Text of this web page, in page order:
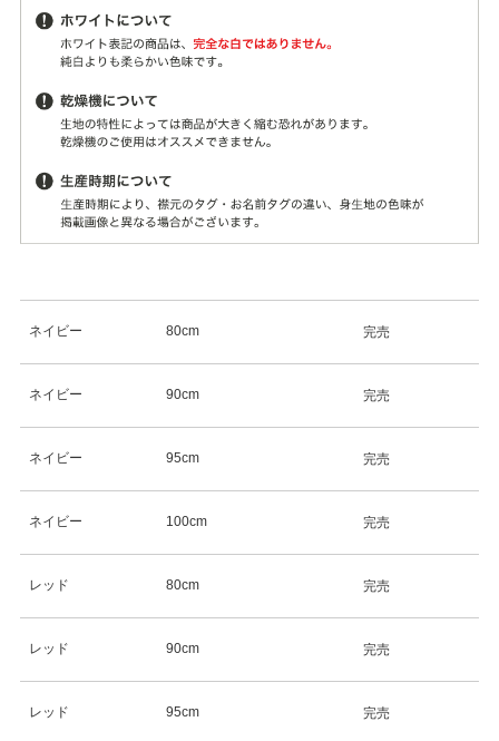
ネイビー 80cm 完売
ネイビー 90cm 完売
ネイビー 95cm 完売
ネイビー 100cm 完売
レッド 80cm 完売
レッド 90cm 完売
レッド 95cm 完売